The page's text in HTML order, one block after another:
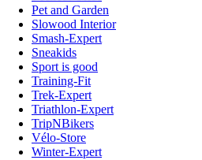
Pet and Garden
Slowood Interior
Smash-Expert
Sneakids
Sport is good
Training-Fit
Trek-Expert
Triathlon-Expert
TripNBikers
Vélo-Store
Winter-Expert